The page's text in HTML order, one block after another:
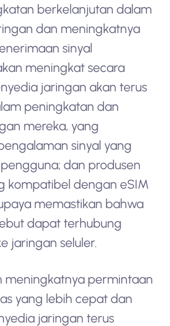
berkelanjutan dalam
dan meningkatnya
sinyal
meningkat secara
jaringan akan terus
peningkatan dan
mereka, yang
sinyal yang
dan produsen
kompatibel dengan eSIM
memastikan bahwa
dapat terhubung
jaringan seluler.
meningkatnya permintaan
yang lebih cepat dan
jaringan terus